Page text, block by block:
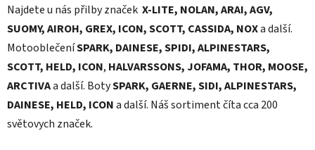
Najdete u nás přilby značek X-LITE, NOLAN, ARAI, AGV,
SUOMY, AIROH, GREX, ICON, SCOTT, CASSIDA, NOXa další.
MotooblečeníSPARK, DAINESE, SPIDI, ALPINESTARS,
SCOTT, HELD, ICON, HALVARSSONS, JOFAMA, THOR, MOOSE,
ARCTIVAa další. BotySPARK, GAERNE, SIDI, ALPINESTARS,
DAINESE, HELD, ICONa další. Náš sortiment číta cca 200
světovych značek.